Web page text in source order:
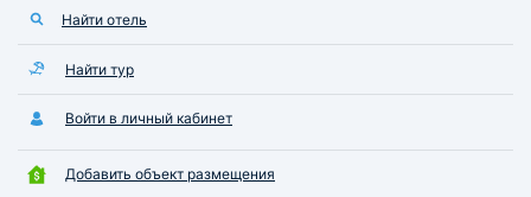
Найти отель
Найти тур
Войти в личный кабинет
Добавить объект размещения